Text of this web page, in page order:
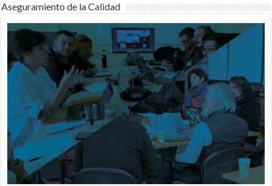
Aseguramiento de la Calidad